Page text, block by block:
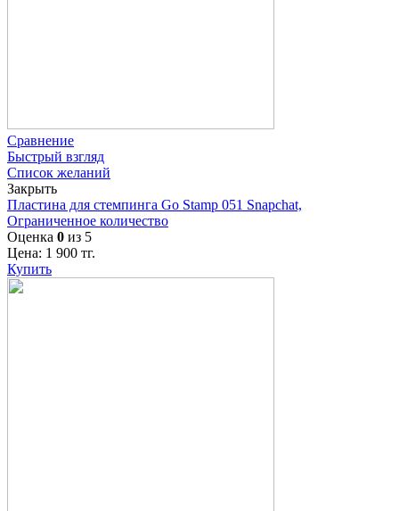
Сравнение
Быстрый взгляд
Список желаний
Закрыть
Пластина для стемпинга Go Stamp 051 Snapchat,
Ограниченное количество
Оценка 0 из 5
Цена: 1 900 тг.
Купить